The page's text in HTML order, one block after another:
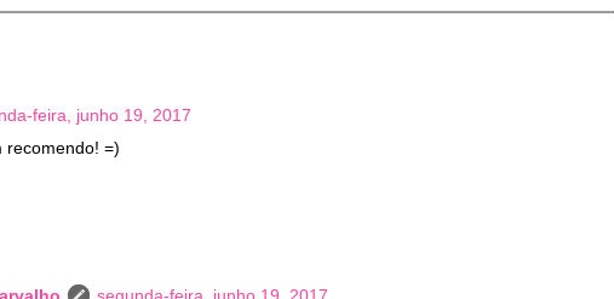
feira, junho 19, 2017
recomendo! =)
segunda-feira, junho 19, 2017